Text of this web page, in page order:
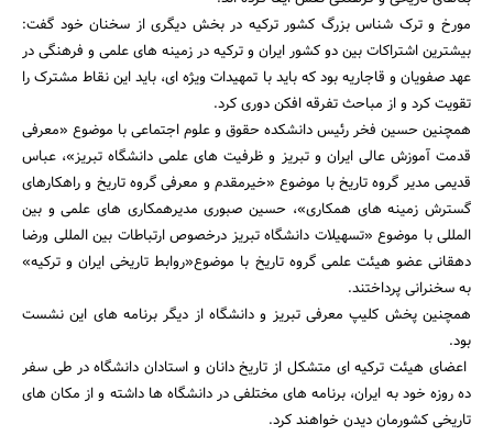
مورخ و ترک شناس بزرگ کشور ترکیه در بخش دیگری از سخنان خود گفت:
بیشترین اشتراکات بین دو کشور ایران و ترکیه در زمینه های علمی و فرهنگی در
عهد صفویان و قاجاریه بود که باید با تمهیدات ویژه ای، باید این نقاط مشترک را
تقویت کرد و از مباحث تفرقه افکن دوری کرد.
همچنین حسین فخر رئیس دانشکده حقوق و علوم اجتماعی با موضوع «معرفی
قدمت آموزش عالی ایران و تبریز و ظرفیت های علمی دانشگاه تبریز»، عباس
قدیمی مدیر گروه تاریخ با موضوع «خیرمقدم و معرفی گروه تاریخ و راهکارهای
گسترش زمینه های همکاری»، حسین صبوری مدیرهمکاری های علمی و بین
المللی با موضوع «تسهیلات دانشگاه تبریز درخصوص ارتباطات بین المللی ورضا
دهقانی عضو هیئت علمی گروه تاریخ با موضوع«روابط تاریخی ایران و ترکیه»
به سخنرانی پرداختند.
همچنین پخش کلیپ معرفی تبریز و دانشگاه از دیگر برنامه های این نشست
بود.
اعضای هیئت ترکیه ای متشکل از تاریخ دانان و استادان دانشگاه در طی سفر
ده روزه خود به ایران، برنامه های مختلفی در دانشگاه ها داشته و از مکان های
تاریخی کشورمان دیدن خواهند کرد.